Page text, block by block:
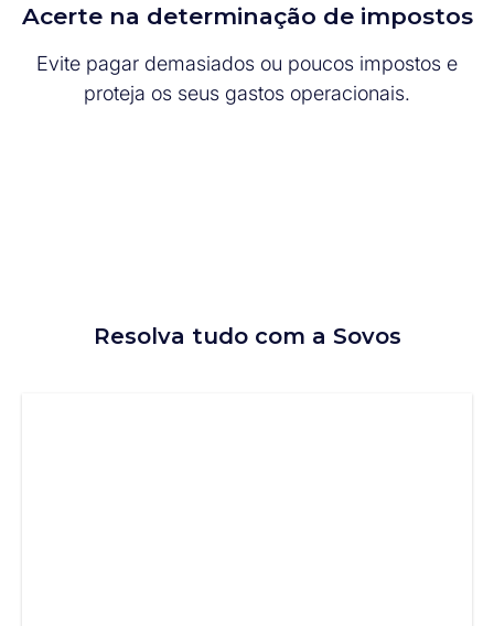
Acerte na determinação de impostos
Evite pagar demasiados ou poucos impostos e
proteja os seus gastos operacionais.
Resolva tudo com a Sovos